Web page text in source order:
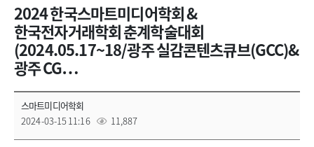
2024 한국스마트미디어학회 &
한국전자거래학회 춘계학술대회
(2024.05.17~18/광주 실감콘텐츠큐브(GCC)&
광주 CG…
스마트미디어학회
2024-03-15 11:16
11,887